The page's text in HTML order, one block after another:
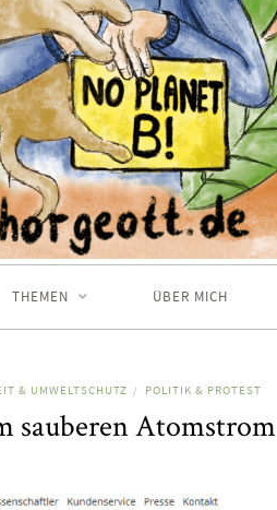
THEMEN ÜBER MICH
& UMWELTSCHUTZ / POLITIK & PROTEST
sauberen Atomstrom